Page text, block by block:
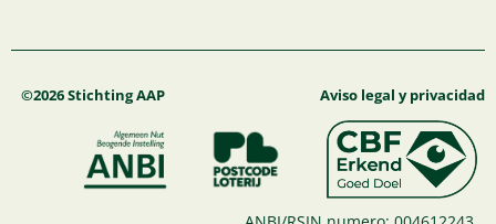
o
k
g
a
m
b d
©2026 Stichting AAP Aviso legal y privacidad